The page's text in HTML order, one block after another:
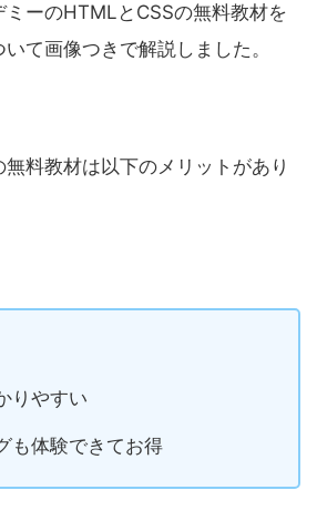
ーのHTMLとCSSの無料教材を
て画像つきで解説しました。
料教材は以下のメリットがあり
りやすい
も体験できてお得